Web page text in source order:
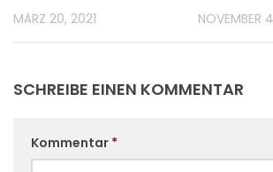
MÄRZ 20, 2021 NOVEMBER
SCHREIBE EINEN KOMMENTAR
Kommentar *